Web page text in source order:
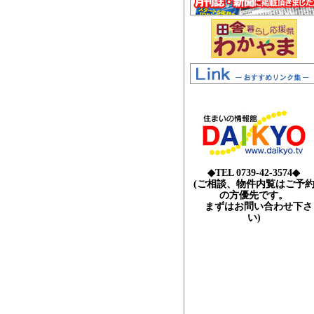
◆TEL 0739-42-3574◆
(ご相談、物件内覧はご予約
の方優先です。
まずはお問い合わせ下さ
い)